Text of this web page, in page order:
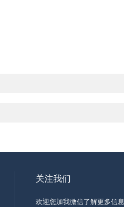
关注我们
欢迎您加我微信了解更多信息